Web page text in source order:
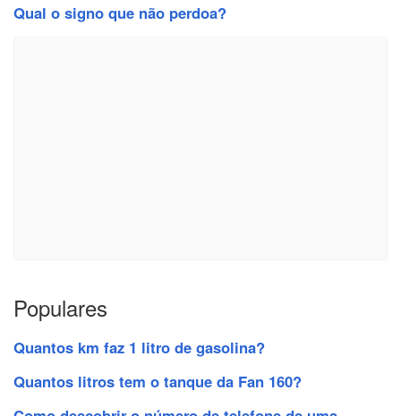
Qual o signo que não perdoa?
Populares
Quantos km faz 1 litro de gasolina?
Quantos litros tem o tanque da Fan 160?